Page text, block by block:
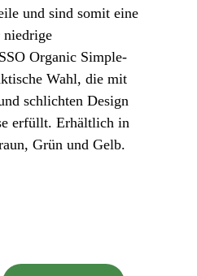
und sind somit eine
niedrige
Organic Simple-
Wahl, die mit
schlichten Design
erfüllt. Erhältlich in
Grün und Gelb.